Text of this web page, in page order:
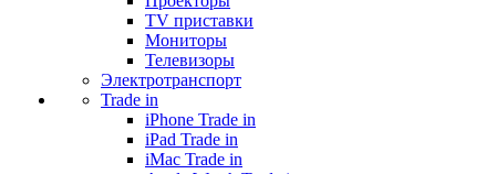
TV приставки
Мониторы
Телевизоры
Электротранспорт
Trade in
iPhone Trade in
iPad Trade in
iMac Trade in